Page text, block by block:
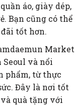
áo, giày dép,
Bạn cũng có thể
tốt hơn.
Market
và nổi
phẩm, từ thực
Đây là nơi tốt
quà tặng với